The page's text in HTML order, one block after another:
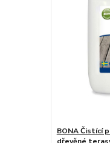
BONA Čistící
dřevěné